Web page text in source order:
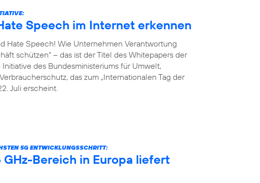
Speech im Internet erkennen
Hate Speech! Wie Unternehmen Verantwortung
schützen“ – das ist der Titel des Whitepapers der
des Bundesministeriums für Umwelt,
das zum „Internationalen Tag der
Juli erscheint.
5G ENTWICKLUNGSSCHRITT:
GHz-Bereich in Europa liefert